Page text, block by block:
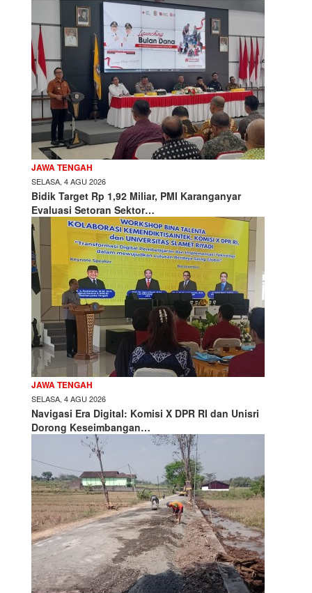
JAWA TENGAH
SELASA, 4 AGU 2026
Bidik Target Rp 1,92 Miliar, PMI Karanganyar
Evaluasi Setoran Sektor…
JAWA TENGAH
SELASA, 4 AGU 2026
Navigasi Era Digital: Komisi X DPR RI dan Unisri
Dorong Keseimbangan…